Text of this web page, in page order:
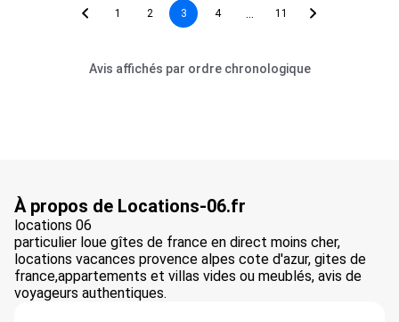
1 2 3 4 11
Avis affichés par ordre chronologique
À propos de Locations-06.fr
locations 06
particulier loue gîtes de france en direct moins cher,
locations vacances provence alpes cote d'azur, gites de
france,appartements et villas vides ou meublés, avis de
voyageurs authentiques.